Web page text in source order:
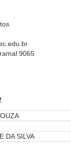
9065
DA SILVA